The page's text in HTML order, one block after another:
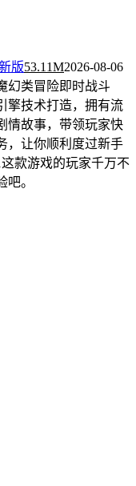
版53.11M2026-08-06
幻类冒险即时战斗
擎技术打造，拥有流
情故事，带领玩家快
，让你顺利度过新手
款游戏的玩家千万不
。